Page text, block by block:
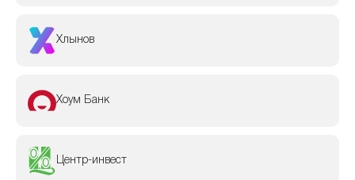
Хлынов
Хоум Банк
Центр-инвест